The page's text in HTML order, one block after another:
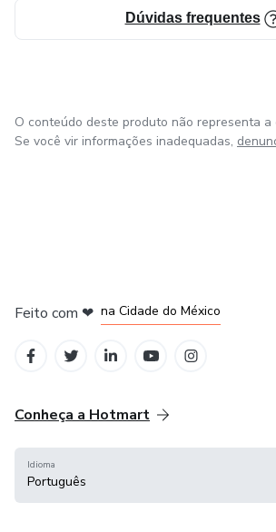
Dúvidas frequentes
O conteúdo deste produto não representa a
Se você vir informações inadequadas,
Feito com ❤ na Cidade do México
Conheça a Hotmart
Idioma
Português